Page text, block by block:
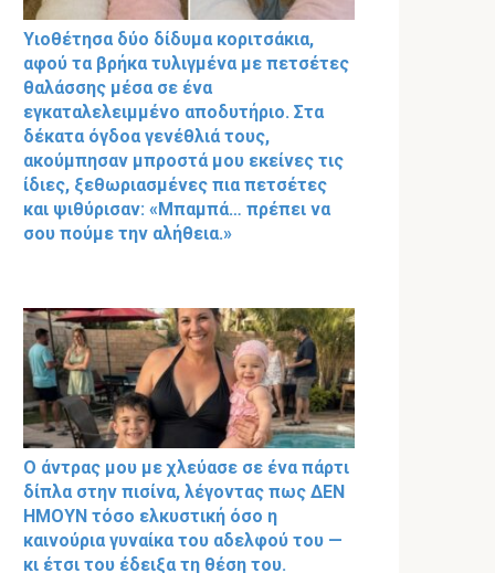
Υιοθέτησα δύο δίδυμα κοριτσάκια,
αφού τα βρήκα τυλιγμένα με πετσέτες
θαλάσσης μέσα σε ένα
εγκαταλελειμμένο αποδυτήριο. Στα
δέκατα όγδοα γενέθλιά τους,
ακούμπησαν μπροστά μου εκείνες τις
ίδιες, ξεθωριασμένες πια πετσέτες
και ψιθύρισαν: «Μπαμπά… πρέπει να
σου πούμε την αλήθεια.»
Ο άντρας μου με χλεύασε σε ένα πάρτι
δίπλα στην πισίνα, λέγοντας πως ΔΕΝ
ΗΜΟΥΝ τόσο ελκυστική όσο η
καινούρια γυναίκα του αδελφού του —
κι έτσι του έδειξα τη θέση του.